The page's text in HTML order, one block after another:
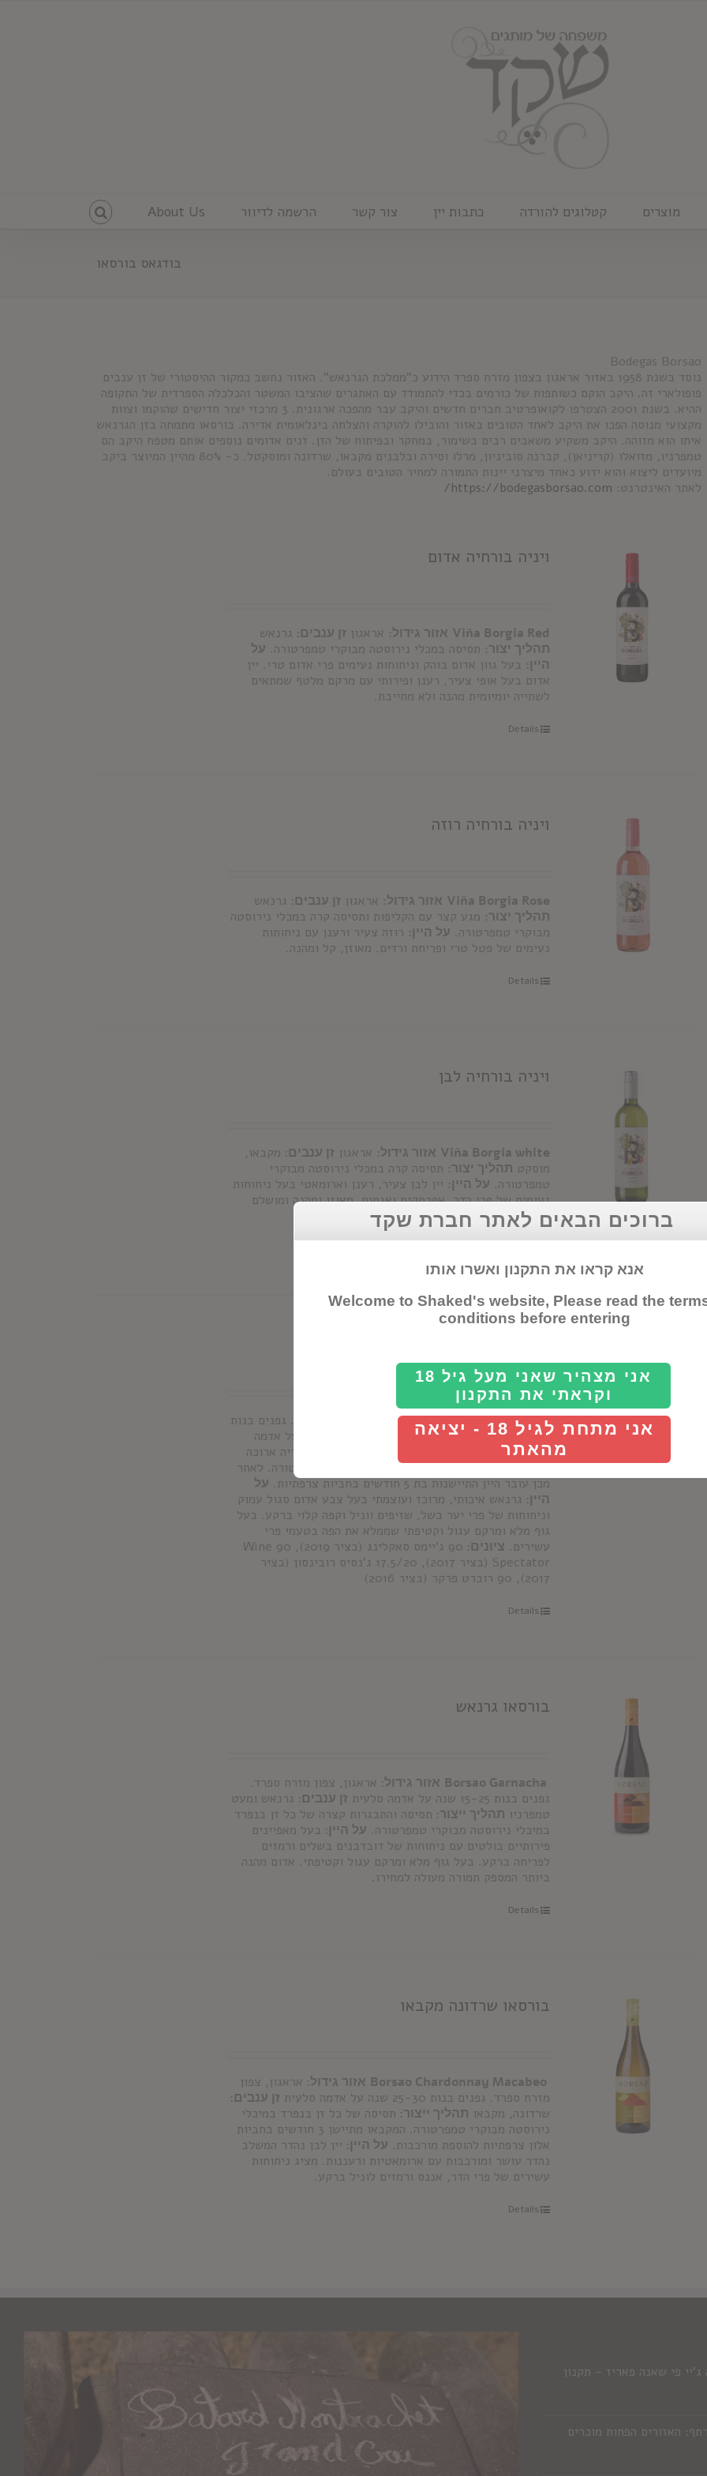
מוצרים קטלוגים להורדה כתבות יין צור קשר הרשמה לדיוור About Us
בודגאס בורסאו
Bodegas Borsao
נוסד בשנת 1958 באזור אראגון בצפון מזרח ספרד הידוע כ"ממלכת הגרנאש". האזור נחשב כמקור ההיסטורי של זן ענבים
פופולארי זה. היקב הוקם כשותפות של כורמים בכדי להתמודד עם האתגרים שהציבו המשטר והכלכלה הספרדית של התקופה
ההיא. בשנת 2001 הצטרפו לקואופרטיב חברים חדשים והיקב עבר מהפכה ארגונית. 3 מרכזי יצור חדישים שהוקמו וצוות
מקצועי מנוסה הפכו את היקב לאחד הטובים באזור והובילו להוקרה והצלחה בינלאומית אדירה. בורסאו מתמחה בזן הגרנאש
איתו הוא מזוהה. היקב משקיע משאבים רבים בשימור, במחקר ובפיתוח של הזן. זנים אדומים נוספים אותם מטפח היקב הם
טמפרניו, מזואלו (קריניאן), קברנה סוביניון, מרלו וסירה ובלבנים מקבאו, שרדונה ומוסקטל. כ- 80% מהיין המיוצר ביקב
מיועדים ליצוא והוא ידוע כאחד מיצרני יינות התמורה למחיר הטובים בעולם.
לאתר האינטרנט: https://bodegasborsao.com/
ויניה בורחיה אדום
Viña Borgia Red אזור גידול: אראגון זן ענבים: גרנאש
תהליך יצור: תסיסה במכלי נירוסטה מבוקרי טמפרטורה. על
היין: בעל גוון אדום בוהק וניחוחות נעימים פרי אדום טרי. יין
אדום בעל אופי צעיר, רענן ופירותי עם מרקם מלטף שמתאים
לשתייה יומיומית מהנה ולא מחייבת.
Details
ויניה בורחיה רוזה
Viña Borgia Rose אזור גידול: אראגון זן ענבים: גרנאש
תהליך יצור: מגע קצר עם הקליפות ותסיסה קרה במכלי נירוסטה
מבוקרי טמפרטורה. על היין: רוזה צעיר ורענן עם ניחוחות
נעימים של פטל טרי ופריחת ורדים. מאוזן, קל ומהנה.
Details
ויניה בורחיה לבן
Viña Borgia white אזור גידול: אראגון זן ענבים: מקבאו,
מוסקט תהליך יצור: תסיסה קרה במכלי נירוסטה מבוקרי
טמפרטורה. על היין: יין לבן צעיר, רענן וארומאטי בעל ניחוחות
נעימים של פרי הדר, אפרסקים ואגסים. מאוזן ומהנה ומושלם
לקבלות פנים, ארוחות קלות, פיצות ומזטים.
Tres Picos אזור גידול:אראגון, צפון מזרח ספרד. גפנים בנות
35-60 שנה בגובה 600-700 מטר מעל פני מהים על אדמה
סלעיתזן ענבים:
תסיסה והשריה ארוכה
יחסית (20 -25 יום) במיכלי נירוסטה מבוקרי טמפרטורה. לאחר
מכן עובר היין התיישנות בת 5 חודשים בחביות צרפתיות.
על
היין: גרנאש איכותי, מרוכז ועוצמתי בעל צבע אדום סגול עמוק
וניחוחות של פרי יער בשל, שזיפים ווניל וקפה קלוי ברקע. בעל
גוף מלא ומרקם עגול וקטיפתי שממלא את הפה בטעמי פרי
עשירים. ציונים:
90 ג'יימס סאקלינג (בציר 2019), 90 Wine
Spectator (בציר 2017), 17.5/20 ג'נסיס רובינסון (בציר
2017), 90 רוברט פרקר (בציר 2016)
Details
בורסאו גרנאש
Borsao Garnacha אזור גידול: אראגון, צפון מזרח ספרד.
גפנים בנות 15-25 שנה על אדמה סלעית
זן ענבים: גרנאש ומעט
טמפרניו תהליך ייצור: תסיסה והתבגרות קצרה של כל זן בנפרד
במיכלי נירוסטה מבוקרי טמפרטורה. על היין: בעל מאפיינים
פירותיים בולטים עם ניחוחות של דובדבנים בשלים ורמזים
לפריחה ברקע. בעל גוף מלא ומרקם עגול וקטיפתי. אדום מהנה
ביותר המספק תמורה מעולה למחירו.
Details
בורסאו שרדונה מקבאו
Borsao Chardonnay Macabeo אזור גידול: אראגון, צפון
מזרח ספרד. גפנים בנות 25-30 שנה על אדמה סלעית
זן ענבים:
שרדונה, מקבאו תהליך ייצור: תסיסה של כל זן בנפרד במיכלי
נירוסטה מבוקרי טמפרטורה. המקבאו מתיישן 3 חודשים בחביות
אלון צרפתיות להוספת מורכבות. על היין: יין לבן נהדר המשלב
נהדר עושר ומורכבות עם ארומאטיות ורעננות. מציג ניחוחות
עשירים של פרי הדר, אננס ורמזים לוניל ברקע.
Details
פי שאנה פאריז – תקנון
האזורים הפחות מוכרים
ברוכים הבאים לאתר חברת שקד
אנא קראו את התקנון ואשרו אותו
Welcome to Shaked's website, Please read the
conditions before entering
אני מצהיר שאני מעל גיל 18
וקראתי את התקנון
אני מתחת לגיל 18 - יציאה
מהאתר